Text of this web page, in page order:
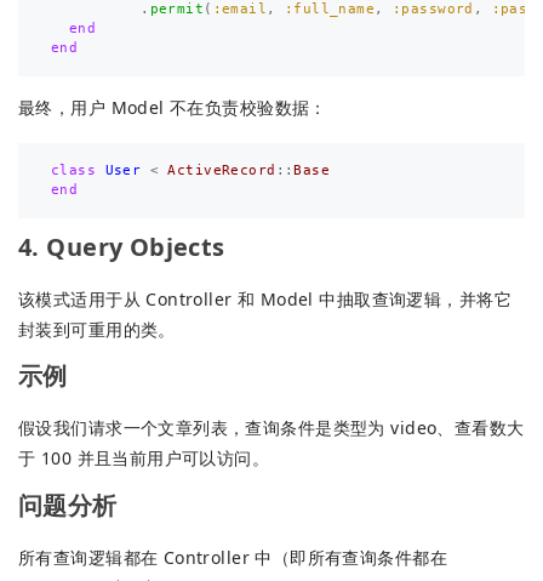
. permit ( :email , :full_name , :password ,
end
end
最终，用户 Model 不在负责校验数据：
class User < ActiveRecord :: Base
end
4. Query Objects
该模式适用于从 Controller 和 Model 中抽取查询逻辑，并将它
封装到可重用的类。
示例
假设我们请求一个文章列表，查询条件是类型为 video、查看数大
于 100 并且当前用户可以访问。
问题分析
所有查询逻辑都在 Controller 中（即所有查询条件都在